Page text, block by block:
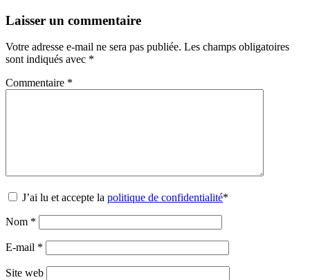
Laisser un commentaire
Votre adresse e-mail ne sera pas publiée. Les champs obligatoires
sont indiqués avec *
Commentaire *
J’ai lu et accepte la politique de confidentialité*
Nom *
E-mail *
Site web